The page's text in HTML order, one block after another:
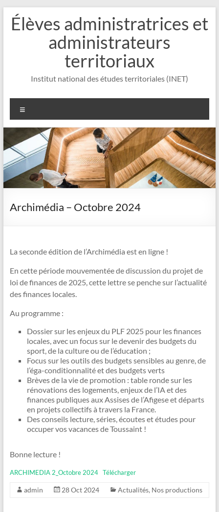
Aller
contenu
Élèves administratrices et
administrateurs
territoriaux
Institut national des études territoriales (INET)
Archimédia – Octobre 2024
La seconde édition de l’Archimédia est en ligne !
En cette période mouvementée de discussion du projet de
loi de finances de 2025, cette lettre se penche sur l’actualité
des finances locales.
Au programme :
Dossier sur les enjeux du PLF 2025 pour les finances
locales, avec un focus sur le devenir des budgets du
sport, de la culture ou de l’éducation ;
Focus sur les outils des budgets sensibles au genre, de
l’éga-conditionnalité et des budgets verts
Brèves de la vie de promotion : table ronde sur les
rénovations des logements, enjeux de l’IA et des
finances publiques aux Assises de l’Afigese et départs
en projets collectifs à travers la France.
Des conseils lecture, séries, écoutes et études pour
occuper vos vacances de Toussaint !
Bonne lecture !
ARCHIMEDIA 2_Octobre 2024 Télécharger
admin 28 Oct 2024 Actualités, Nos productions